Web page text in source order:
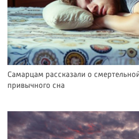
Самарцам рассказали о
привычного сна